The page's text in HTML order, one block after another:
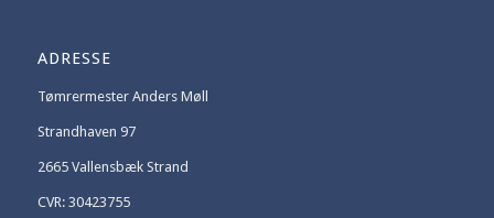
ADRESSE
Tømrermester Anders Møll
Strandhaven 97
2665 Vallensbæk Strand
CVR: 30423755